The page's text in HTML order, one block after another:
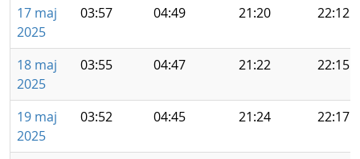
17 maj
2025
03:57 04:49 21:20 22:12
18 maj
2025
03:55 04:47 21:22 22:15
19 maj
2025
03:52 04:45 21:24 22:17